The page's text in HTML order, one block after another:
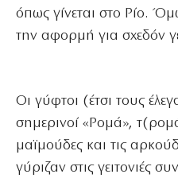
όπως γίνεται στο Ρίο.
την αφορμή για σχεδόν
Οι γύφτοι (έτσι τους
σημερινοί «Ρομά»,
μαϊμούδες και τις
γύριζαν στις γειτονιές